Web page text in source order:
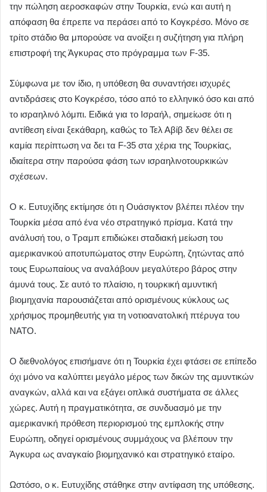
την πώληση αεροσκαφών στην Τουρκία, ενώ και αυτή η
απόφαση θα έπρεπε να περάσει από το Κογκρέσο. Μόνο σε
τρίτο στάδιο θα μπορούσε να ανοίξει η συζήτηση για πλήρη
επιστροφή της Άγκυρας στο πρόγραμμα των F-35.
Σύμφωνα με τον ίδιο, η υπόθεση θα συναντήσει ισχυρές
αντιδράσεις στο Κογκρέσο, τόσο από το ελληνικό όσο και από
το ισραηλινό λόμπι. Ειδικά για το Ισραήλ, σημείωσε ότι η
αντίθεση είναι ξεκάθαρη, καθώς το Τελ Αβίβ δεν θέλει σε
καμία περίπτωση να δει τα F-35 στα χέρια της Τουρκίας,
ιδιαίτερα στην παρούσα φάση των ισραηλινοτουρκικών
σχέσεων.
Ο κ. Ευτυχίδης εκτίμησε ότι η Ουάσιγκτον βλέπει πλέον την
Τουρκία μέσα από ένα νέο στρατηγικό πρίσμα. Κατά την
ανάλυσή του, ο Τραμπ επιδιώκει σταδιακή μείωση του
αμερικανικού αποτυπώματος στην Ευρώπη, ζητώντας από
τους Ευρωπαίους να αναλάβουν μεγαλύτερο βάρος στην
άμυνά τους. Σε αυτό το πλαίσιο, η τουρκική αμυντική
βιομηχανία παρουσιάζεται από ορισμένους κύκλους ως
χρήσιμος προμηθευτής για τη νοτιοανατολική πτέρυγα του
ΝΑΤΟ.
Ο διεθνολόγος επισήμανε ότι η Τουρκία έχει φτάσει σε επίπεδο
όχι μόνο να καλύπτει μεγάλο μέρος των δικών της αμυντικών
αναγκών, αλλά και να εξάγει οπλικά συστήματα σε άλλες
χώρες. Αυτή η πραγματικότητα, σε συνδυασμό με την
αμερικανική πρόθεση περιορισμού της εμπλοκής στην
Ευρώπη, οδηγεί ορισμένους συμμάχους να βλέπουν την
Άγκυρα ως αναγκαίο βιομηχανικό και στρατηγικό εταίρο.
Ωστόσο, ο κ. Ευτυχίδης στάθηκε στην αντίφαση της υπόθεσης.